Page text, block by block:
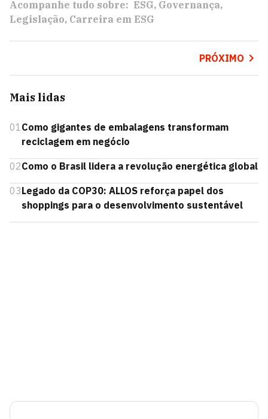
Acompanhe tudo sobre: ESG Governança
Legislação Carreira em ESG
PRÓXIMO
Mais lidas
01Como gigantes de embalagens transformam
reciclagem em negócio
02Como o Brasil lidera a revolução energética global
03Legado da COP30: ALLOS reforça papel dos
shoppings para o desenvolvimento sustentável